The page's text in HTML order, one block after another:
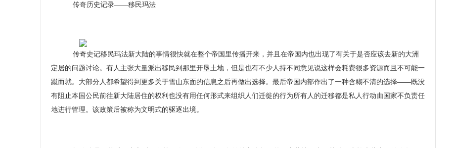
传奇历史记录——移民玛法
传奇史记移民玛法新大陆的事情很快就在整个帝国里传播开来，并且在帝国内也出现了有关于是否应该去新的大洲
定居的问题讨论。有人主张大量派出移民到那里开垦土地，但是也有不少人持不同意见说这样会耗费很多资源而且不可能一
蹴而就。大部分人都希望得到更多关于雪山东面的信息之后再做出选择。最后帝国内部作出了一种含糊不清的选择——既没
有阻止本国公民前往新大陆居住的权利也没有用任何形式来组织人们迁徙的行为所有人的迁移都是私人行动由国家不负责任
地进行管理。该政策后被称为文明式的驱逐出境。